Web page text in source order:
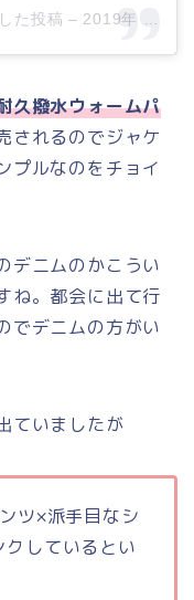
た投稿 – 2019年 9月月5日午後4時09分PDT
久撥水ウォームパ
されるのでジャケ
プルなのをチョイ
デニムのかこうい
ね。都会に出て行
でデニムの方がい
ていましたが
ツ×派手目なシ
しているとい